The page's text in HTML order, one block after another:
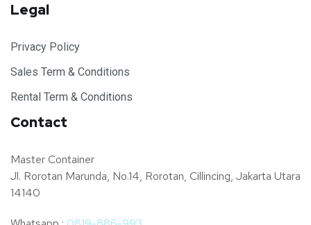
Legal
Privacy Policy
Sales Term & Conditions
Rental Term & Conditions
Contact
Master Container
Jl. Rorotan Marunda, No.14, Rorotan, Cillincing, Jakarta Utara
14140